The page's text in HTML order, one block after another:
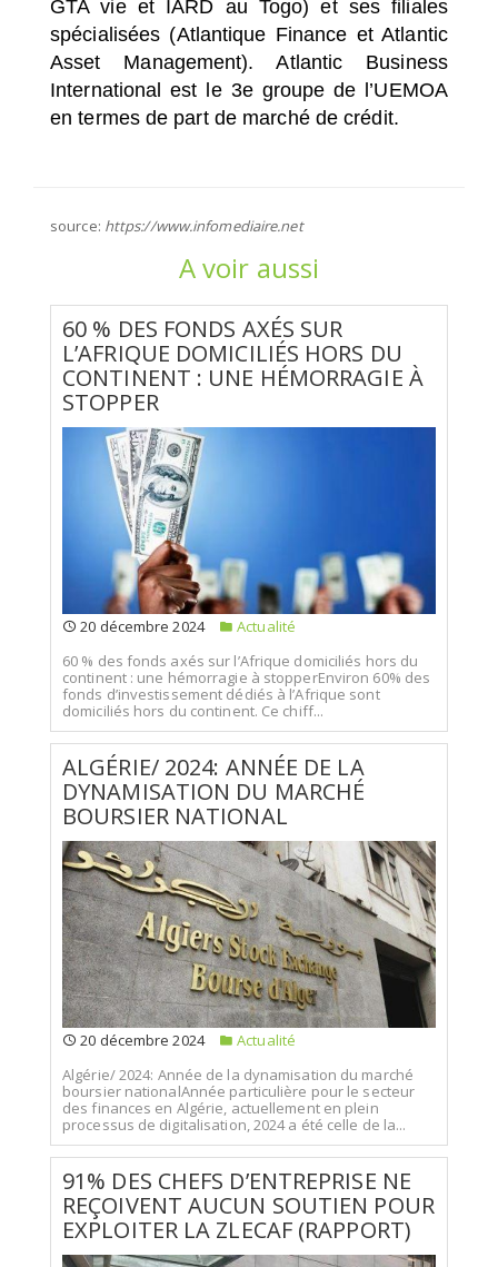
GTA vie et IARD au Togo) et ses filiales
spécialisées (Atlantique Finance et Atlantic
Asset Management). Atlantic Business
International est le 3e groupe de l’UEMOA
en termes de part de marché de crédit.
source: https://www.infomediaire.net
A voir aussi
60 % DES FONDS AXÉS SUR
L’AFRIQUE DOMICILIÉS HORS DU
CONTINENT : UNE HÉMORRAGIE À
STOPPER
20 décembre 2024
Actualité
60 % des fonds axés sur l’Afrique domiciliés hors du
continent : une hémorragie à stopperEnviron 60% des
fonds d’investissement dédiés à l’Afrique sont
domiciliés hors du continent. Ce chiff...
ALGÉRIE/ 2024: ANNÉE DE LA
DYNAMISATION DU MARCHÉ
BOURSIER NATIONAL
20 décembre 2024
Actualité
Algérie/ 2024: Année de la dynamisation du marché
boursier nationalAnnée particulière pour le secteur
des finances en Algérie, actuellement en plein
processus de digitalisation, 2024 a été celle de la...
91% DES CHEFS D’ENTREPRISE NE
REÇOIVENT AUCUN SOUTIEN POUR
EXPLOITER LA ZLECAF (RAPPORT)